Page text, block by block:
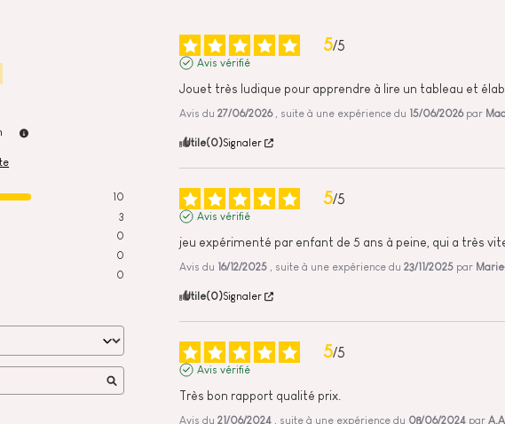
10
3
0
0
0
5/5
Avis vérifié
Jouet très ludique pour apprendre à lire un tableau et
Avis du27/06/2026 , suite à une expérience du 15/06/2026 par
Utile(0)Signaler
5/5
Avis vérifié
jeu expérimenté par enfant de 5 ans à peine, qui a très
Avis du 16/12/2025 , suite à une expérience du23/11/2025 par
Utile(0)Signaler
5/5
Avis vérifié
Très bon rapport qualité prix.
Avis du21/06/2024 , suite à une expérience du 08/06/2024 par